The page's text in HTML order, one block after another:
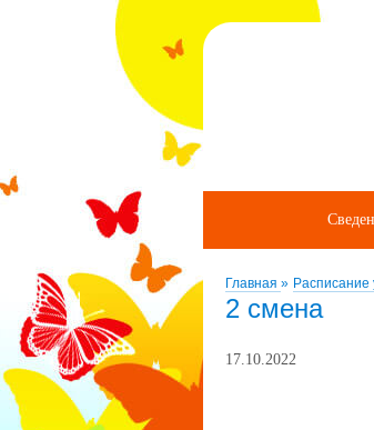
Главная » Расписание
2 смена
17.10.2022